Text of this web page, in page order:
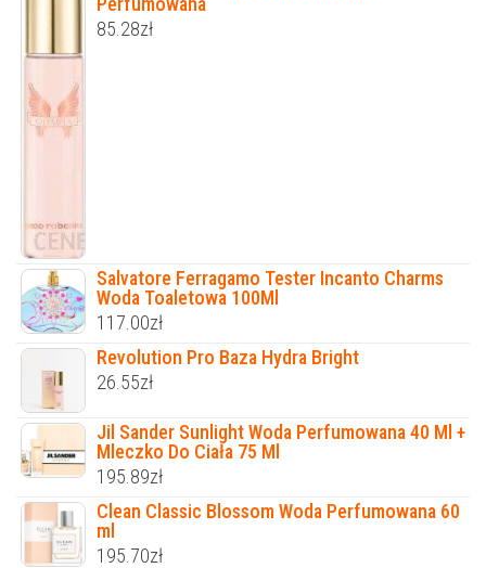
85.28zł
Salvatore Ferragamo Tester Incanto Charms
Woda Toaletowa 100Ml
117.00zł
Revolution Pro Baza Hydra Bright
26.55zł
Jil Sander Sunlight Woda Perfumowana 40 Ml +
Mleczko Do Ciała 75 Ml
195.89zł
Clean Classic Blossom Woda Perfumowana 60
ml
195.70zł